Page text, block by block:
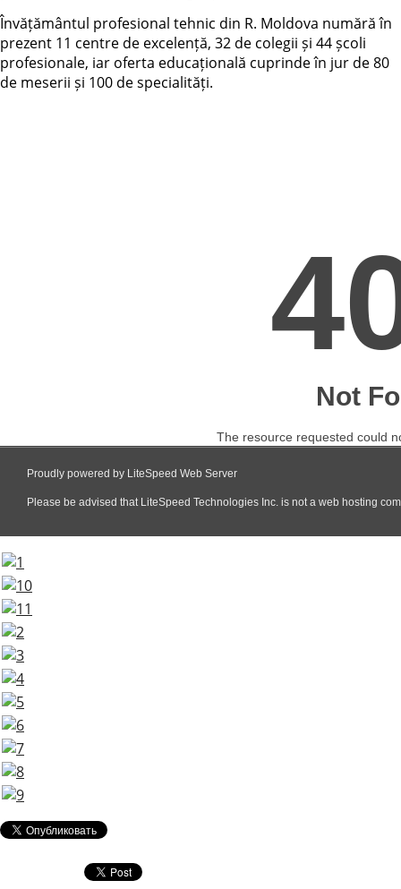
Învățământul profesional tehnic din R. Moldova numără în
prezent 11 centre de excelență, 32 de colegii și 44 școli
profesionale, iar oferta educațională cuprinde în jur de 80
de meserii și 100 de specialități.